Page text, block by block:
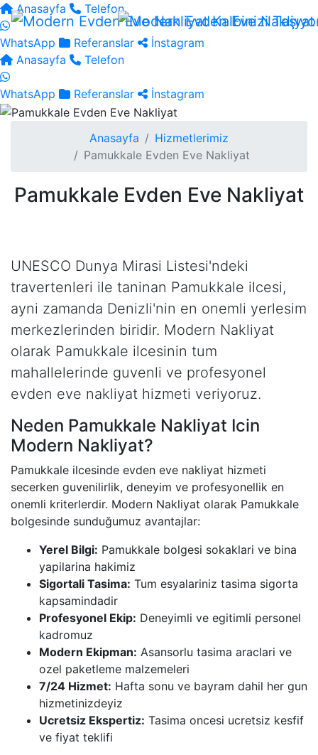
Anasayfa Telefon
WhatsApp Referanslar
İnstagram
Anasayfa
Telefon
WhatsApp Referanslar İnstagram
Anasayfa
Hizmetlerimiz
Pamukkale Evden Eve Nakliyat
Pamukkale Evden Eve Nakliyat
UNESCO Dunya Mirasi Listesi'ndeki
travertenleri ile taninan Pamukkale ilcesi,
ayni zamanda Denizli'nin en onemli yerlesim
merkezlerinden biridir. Modern Nakliyat
olarak Pamukkale ilcesinin tum
mahallelerinde guvenli ve profesyonel
evden eve nakliyat hizmeti veriyoruz.
Neden Pamukkale Nakliyat Icin
Modern Nakliyat?
Pamukkale ilcesinde evden eve nakliyat hizmeti
secerken guvenilirlik, deneyim ve profesyonellik en
onemli kriterlerdir. Modern Nakliyat olarak Pamukkale
bolgesinde sunduğumuz avantajlar:
Yerel Bilgi: Pamukkale bolgesi sokaklari ve bina
yapilarina hakimiz
Sigortali Tasima: Tum esyalariniz tasima sigorta
kapsamindadir
Profesyonel Ekip: Deneyimli ve egitimli personel
kadromuz
Modern Ekipman: Asansorlu tasima araclari ve
ozel paketleme malzemeleri
7/24 Hizmet: Hafta sonu ve bayram dahil her gun
hizmetinizdeyiz
Ucretsiz Ekspertiz: Tasima oncesi ucretsiz kesfif
ve fiyat teklifi